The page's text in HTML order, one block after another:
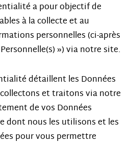
a pour objectif de
à la collecte et au
personnelles (ci-après
») via notre site.
détaillent les Données
et traitons via notre
de vos Données
dont nous les utilisons et les
pour vous permettre